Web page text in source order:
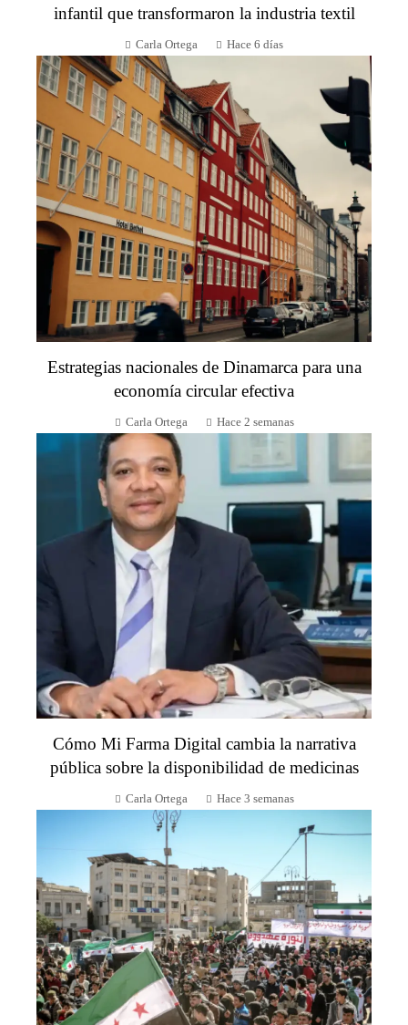
infantil que transformaron la industria textil
Carla Ortega Hace 6 días
Estrategias nacionales de Dinamarca para una
economía circular efectiva
Carla Ortega Hace 2 semanas
Cómo Mi Farma Digital cambia la narrativa
pública sobre la disponibilidad de medicinas
Carla Ortega Hace 3 semanas